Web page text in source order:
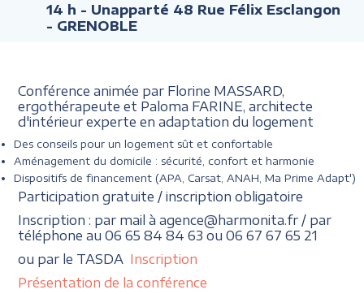
14 h - Unapparté 48 Rue Félix Esclangon
- GRENOBLE
Conférence animée par Florine MASSARD,
ergothérapeute et Paloma FARINE, architecte
d'intérieur experte en adaptation du logement
Des conseils pour un logement sût et confortable
Aménagement du domicile : sécurité, confort et harmonie
Dispositifs de financement (APA, Carsat, ANAH, Ma Prime Adapt')
Participation gratuite / inscription obligatoire
Inscription : par mail à agence@harmonita.fr / par
téléphone au 06 65 84 84 63 ou 06 67 67 65 21
ou par le TASDA Inscription
Présentation de la conférence